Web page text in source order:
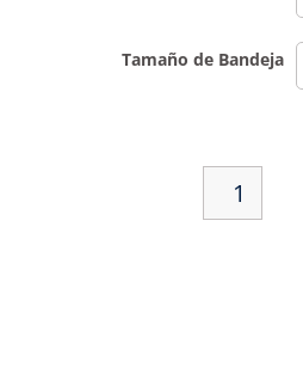
EQUIPOS
COTIZANDO
Tamaño de Bandeja
MOLDE